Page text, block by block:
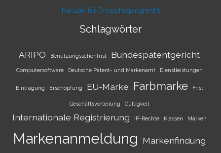
Kanzlei für Dropshippingrecht
Schlagwörter
ARIPO Benutzungsschonfrist Bundespatentgericht
Computersoftware Deutsche Patent- und Markenamt Dienstleistungen
Eintragung Erschöpfung EU-Marke Farbmarke Frist
Geschäftsverteilung Gültigkeit
Internationale Registrierung IP-Rechte Klassen Marken
Markenanmeldung Markenfindung